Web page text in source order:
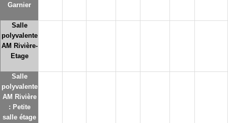
Garnier
Salle
polyvalente
AM Rivière-
Etage
Salle
polyvalente
AM Rivière
: Petite
salle étage